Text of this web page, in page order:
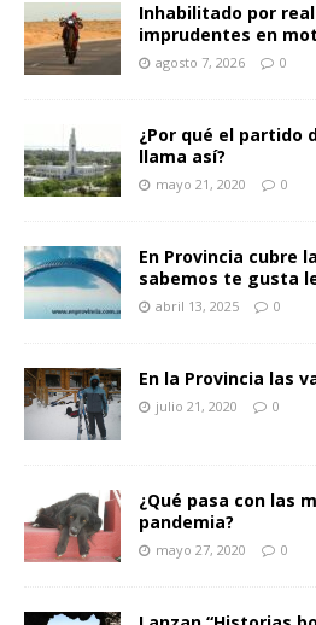
Inhabilitado por
imprudentes en
agosto 7, 2026 0
¿Por qué el partido
llama así?
mayo 21, 2020 0
En Provincia cubre
sabemos te gusta
abril 13, 2025 0
En la Provincia las
julio 21, 2020 0
¿Qué pasa con las
pandemia?
mayo 27, 2020 0